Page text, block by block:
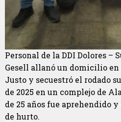
Personal de la DDI Dolores –
Gesell allanó un domicilio en
Justo y secuestró el rodado
de 2025 en un complejo de
de 25 años fue aprehendido
de hurto.